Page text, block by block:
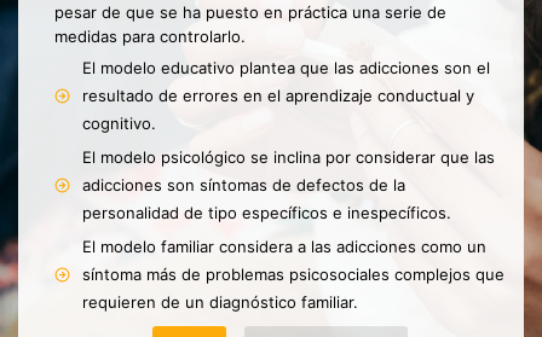
pesar de que se ha puesto en práctica una serie de
medidas para controlarlo.
El modelo educativo plantea que las adicciones son el
resultado de errores en el aprendizaje conductual y
cognitivo.
El modelo psicológico se inclina por considerar que las
adicciones son síntomas de defectos de la
personalidad de tipo específicos e inespecíficos.
El modelo familiar considera a las adicciones como un
síntoma más de problemas psicosociales complejos que
requieren de un diagnóstico familiar.